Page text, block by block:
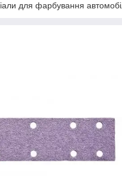
для фарбування